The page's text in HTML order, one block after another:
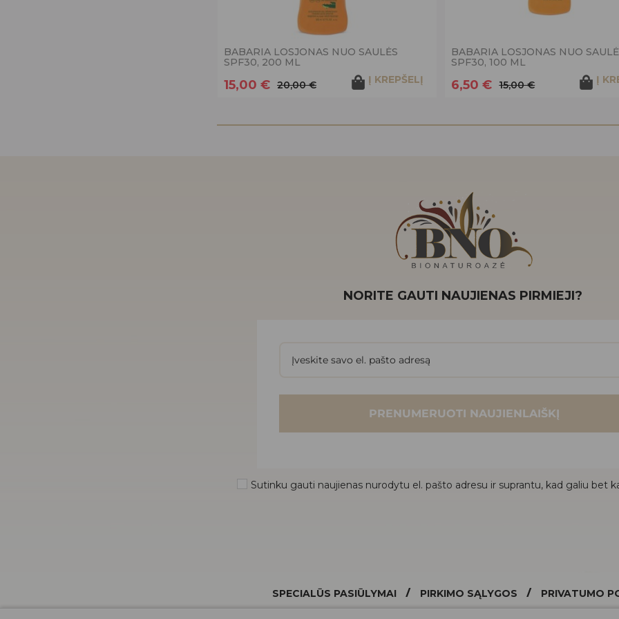
BABARIA LOSJONAS NUO SAULĖS
SPF30, 200 ML
15,00 € 20,00 € Į KREPŠELĮ
BABARIA LOSJONAS NUO
SPF30, 100 ML
6,50 € 15,00 € Į
NORITE GAUTI NAUJIENAS PIRMIEJI?
PRENUMERUOTI NAUJIENLAIŠKĮ
Sutinku gauti naujienas nurodytu el. pašto adresu ir suprantu, kad galiu bet
SPECIALŪS PASIŪLYMAI / PIRKIMO SĄLYGOS / PRIVATUMO